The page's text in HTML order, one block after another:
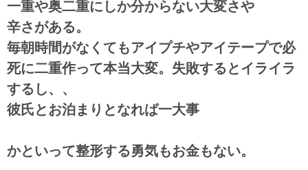
一重や奥二重にしか分からない大変さや
辛さがある。
毎朝時間がなくてもアイプチやアイテープで必
死に二重作って本当大変。失敗するとイライラ
するし、、
彼氏とお泊まりとなれば一大事
かといって整形する勇気もお金もない。